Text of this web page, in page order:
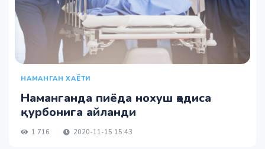
НАМАНГАН ХАЁТИ
Наманганда пиёда нохуш ҳодиса
қурбонига айланди
1 716 2020-11-15 15:43